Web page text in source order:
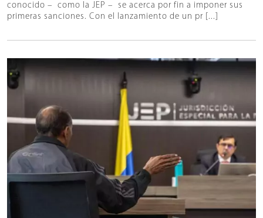
conocido – como la JEP – se acerca por fin a imponer sus
primeras sanciones. Con el lanzamiento de un pr [...]